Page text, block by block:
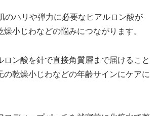
のハリや弾力に必要なヒアルロン酸が
小じわなどの悩みにつながります。
ロン酸を針で直接角質層まで届けること
の乾燥小じわなどの年齢サインにケアに